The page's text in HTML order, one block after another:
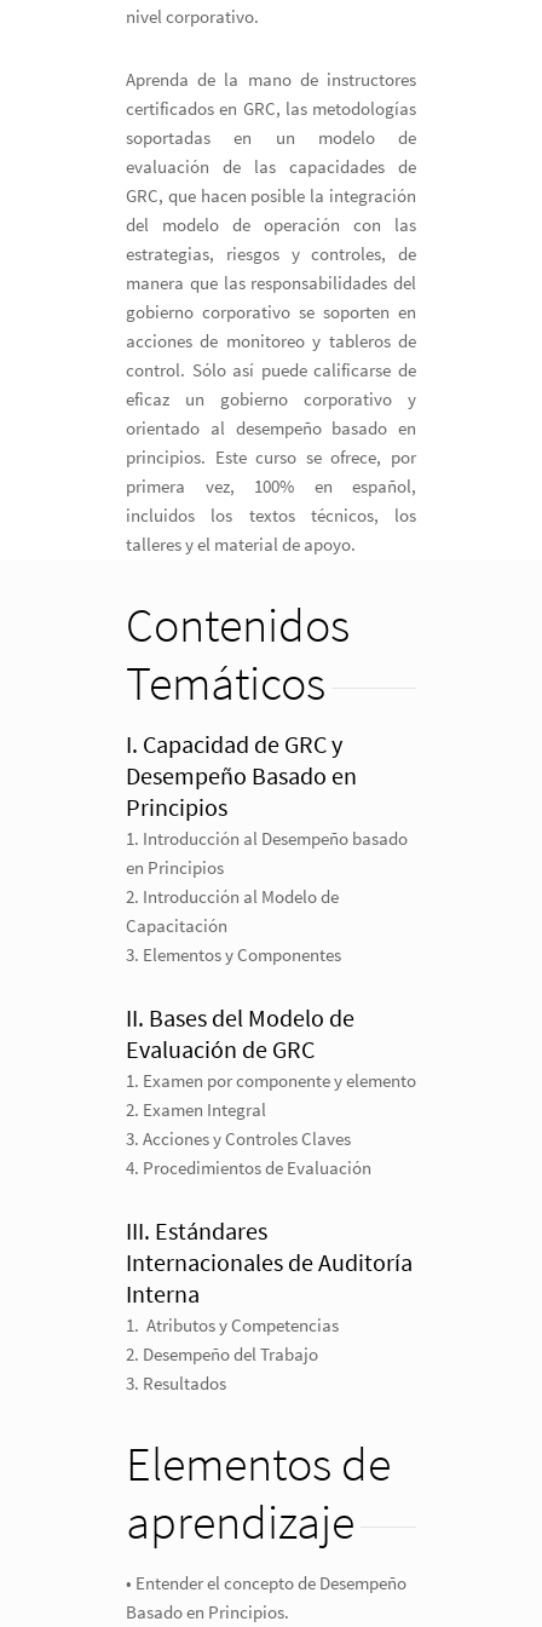
nivel corporativo.
Aprenda de la mano de instructores
certificados en GRC, las metodologías
soportadas en un modelo de
evaluación de las capacidades de
GRC, que hacen posible la integración
del modelo de operación con las
estrategias, riesgos y controles, de
manera que las responsabilidades del
gobierno corporativo se soporten en
acciones de monitoreo y tableros de
control. Sólo así puede calificarse de
eficaz un gobierno corporativo y
orientado al desempeño basado en
principios. Este curso se ofrece, por
primera vez, 100% en español,
incluidos los textos técnicos, los
talleres y el material de apoyo.
Contenidos
Temáticos
I. Capacidad de GRC y
Desempeño Basado en
Principios
1. Introducción al Desempeño basado
en Principios
2. Introducción al Modelo de
Capacitación
3. Elementos y Componentes
II. Bases del Modelo de
Evaluación de GRC
1. Examen por componente y elemento
2. Examen Integral
3. Acciones y Controles Claves
4. Procedimientos de Evaluación
III. Estándares
Internacionales de Auditoría
Interna
1. Atributos y Competencias
2. Desempeño del Trabajo
3. Resultados
Elementos de
aprendizaje
• Entender el concepto de Desempeño
Basado en Principios.